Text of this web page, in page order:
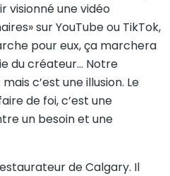
visionné une vidéo
sur YouTube ou TikTok,
pour eux, ça marchera
du créateur… Notre
c’est une illusion. Le
de foi, c’est une
un besoin et une
de Calgary. Il